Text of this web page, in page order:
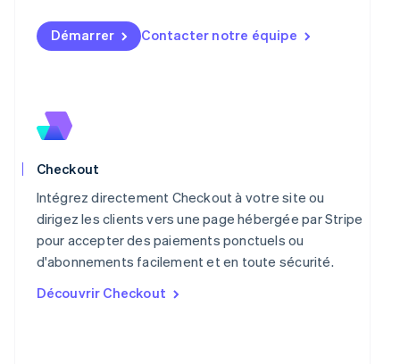
Démarrer Contacter notre équipe
Checkout
Intégrez directement Checkout à votre site ou
dirigez les clients vers une page hébergée par Stripe
pour accepter des paiements ponctuels ou
d'abonnements facilement et en toute sécurité.
Découvrir Checkout
Français DeutschEnglish
Malaisie
Mexique
Español
English
Nouvelle-Zélande
English
Pays-Bas
NederlandsEnglish
Pologne
Portugal